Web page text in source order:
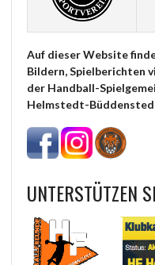
Auf dieser Website
Bildern, Spielberichten
der Handball-
Helmstedt-
UNTERSTÜTZEN